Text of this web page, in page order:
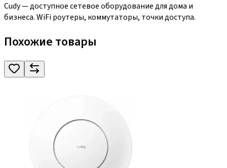
Cudy — доступное сетевое оборудование для дома и
бизнеса. WiFi роутеры, коммутаторы, точки доступа.
Похожие товары